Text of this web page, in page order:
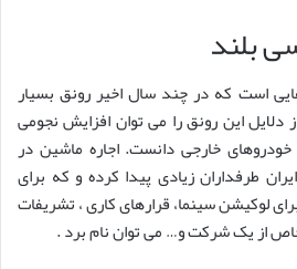
بلند
است که در چند سال اخیر رونق بسیار
دلایل این رونق را می توان افزایش نجومی
خارجی دانست. اجاره ماشین در
طرفداران زیادی پیدا کرده و که برای
لوکیشن سینما، قرارهای کاری ، تشریفات
از یک شرکت و… می توان نام برد .